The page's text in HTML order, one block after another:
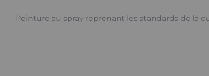
Peinture au spray reprenant les standards de la